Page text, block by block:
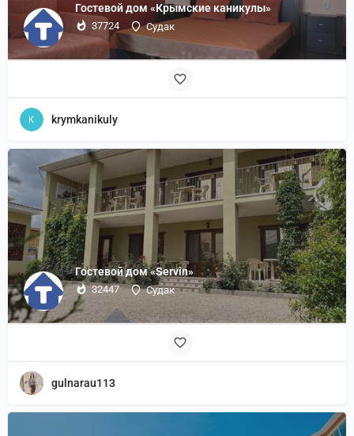
Гостевой дом «Крымские каникулы»
37724 Судак
krymkanikuly
Гостевой дом «Servin»
32447 Судак
gulnarau113